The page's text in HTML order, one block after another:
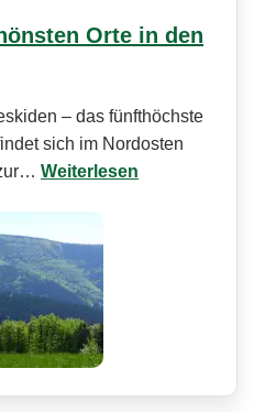
Orte in den
– das fünfthöchste
sich im Nordosten
Weiterlesen